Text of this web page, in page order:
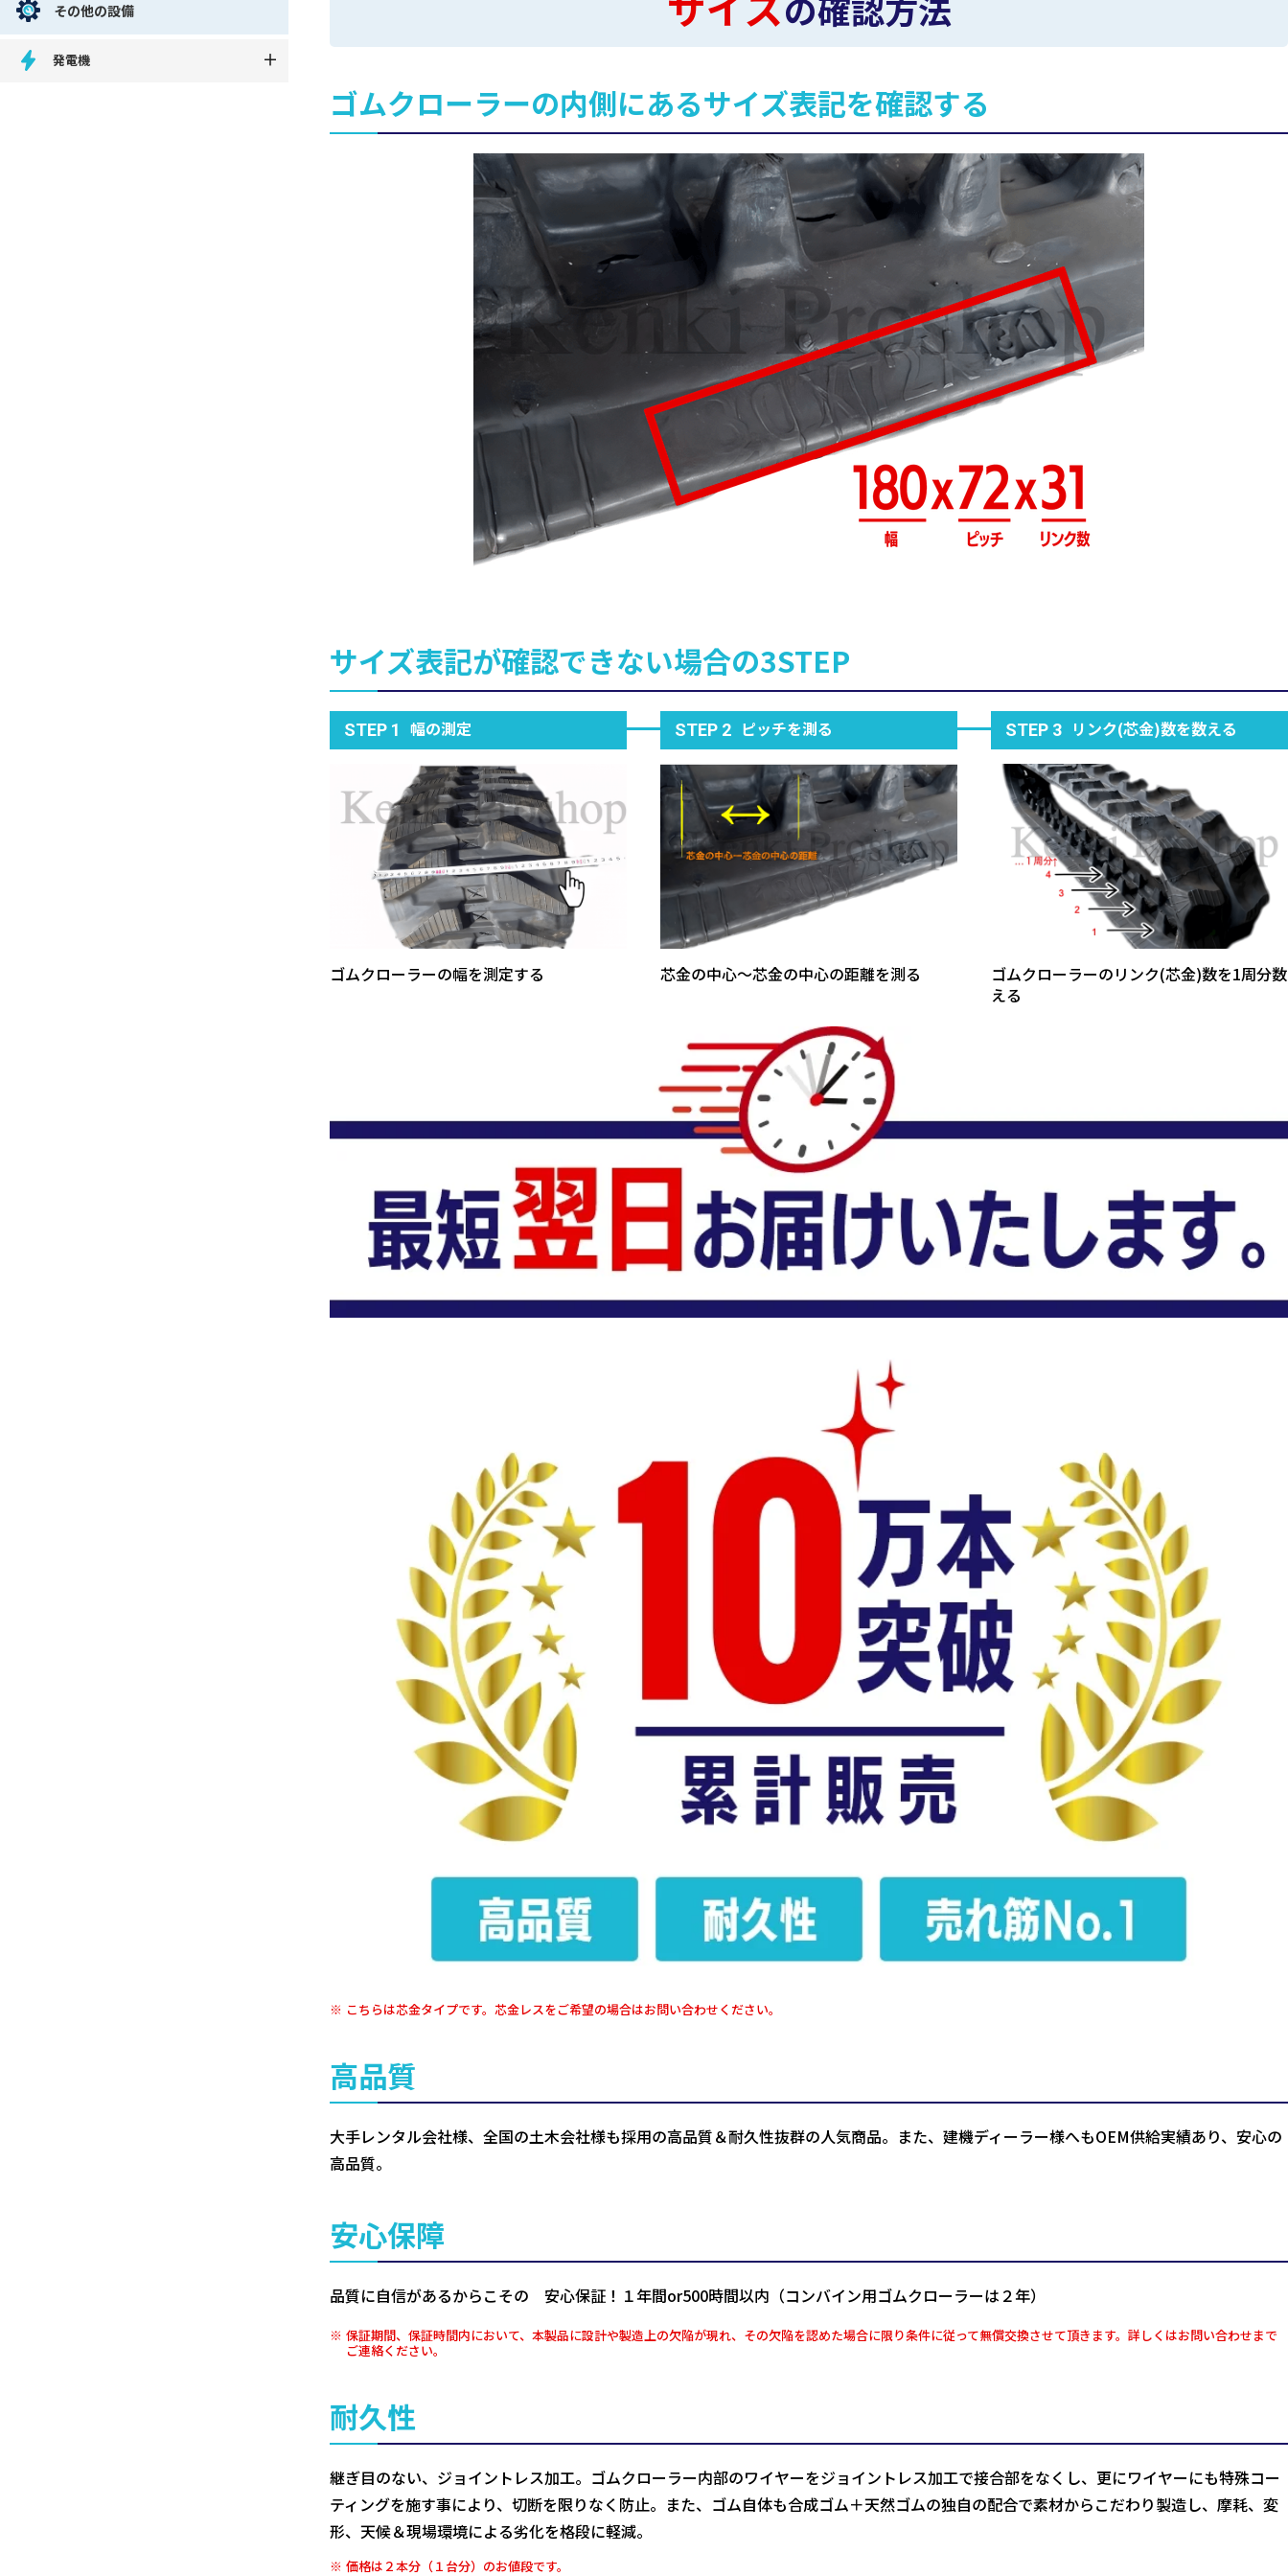
ゴムクローラーの内側にあるサイズ表記を確認する
サイズ表記が確認できない場合の3STEP
STEP 1 幅の測定
ゴムクローラーの幅を測定する
STEP 2 ピッチを測る
芯金の中心～芯金の中心の距離を測る
STEP 3 リンク(芯金)数を数える
ゴムクローラーのリンク(芯金)数を1周分数
える
こちらは芯金タイプです。芯金レスをご希望の場合はお問い合わせください。
高品質
大手レンタル会社様、全国の土木会社様も採用の高品質＆耐久性抜群の人気商品。また、建機ディーラー様へもOEM供給実績あり、安心の
高品質。
安心保障
品質に自信があるからこその 安心保証！１年間or500時間以内（コンバイン用ゴムクローラーは２年）
保証期間、保証時間内において、本製品に設計や製造上の欠陥が現れ、その欠陥を認めた場合に限り条件に従って無償交換させて頂きます。詳しくはお問い合わせまで
ご連絡ください。
耐久性
継ぎ目のない、ジョイントレス加工。ゴムクローラー内部のワイヤーをジョイントレス加工で接合部をなくし、更にワイヤーにも特殊コー
ティングを施す事により、切断を限りなく防止。また、ゴム自体も合成ゴム＋天然ゴムの独自の配合で素材からこだわり製造し、摩耗、変
形、天候＆現場環境による劣化を格段に軽減。
価格は２本分（１台分）のお値段です。
その他の設備
発電機